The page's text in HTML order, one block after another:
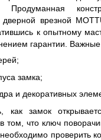
дверной врезной
к опытному
гарантии.
замка;
и декоративных
как замок
том, что ключ
проверить